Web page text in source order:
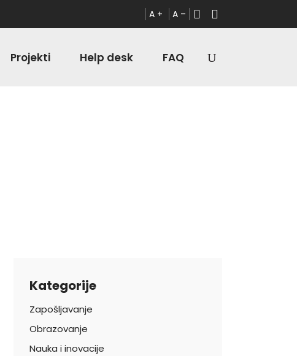
A + A –
Projekti Help desk FAQ
Kategorije
Zapošljavanje
Obrazovanje
Nauka i inovacije